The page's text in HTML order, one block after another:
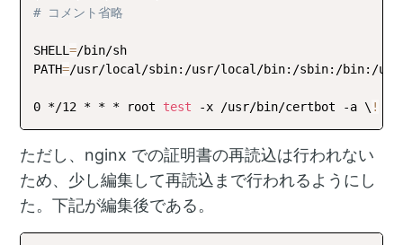
# コメント省略
SHELL=/bin/sh
PATH=/usr/local/sbin:/usr/local/bin:/sbin:/bin:/
0 */12 * * * root test -x /usr/bin/certbot -a \ !
ただし、nginx での証明書の再読込は行われない
ため、少し編集して再読込まで行われるようにし
た。下記が編集後である。